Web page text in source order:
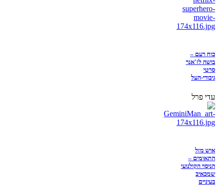
כוח רעם –
בושה לז'אנר
סרטי
גיבורי-העל
עדי פרל
איש מזל
התאומים –
הניסוי הקולנועי
שמכאיב
בעיניים